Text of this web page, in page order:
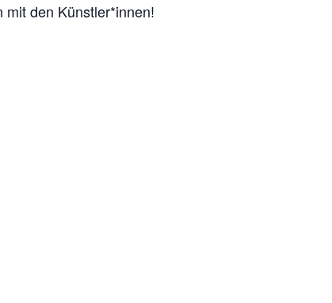
den Künstler*innen!